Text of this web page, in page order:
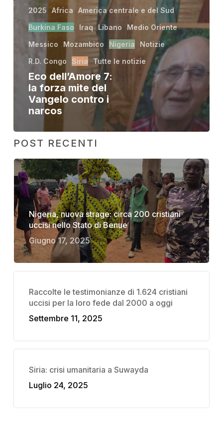
2025 Africa
America centrale e del Sud
Burkina Faso
Iraq Libano
Medio Oriente
Messico
Mozambico Nigeria
Notizie
R.D. Congo
Siria Tutte le notizie
Eco dell’Amore 7:
la forza mite del
Vangelo contro i
narcos
POST RECENTI
Nigeria, nuova strage: circa 200 cristiani
uccisi nello Stato di Benue
Giugno 17, 2025
Raccolte le testimonianze di 1.624 cristiani
uccisi per la loro fede dal 2000 a oggi
Settembre 11, 2025
Siria: crisi umanitaria a Suwayda
Luglio 24, 2025